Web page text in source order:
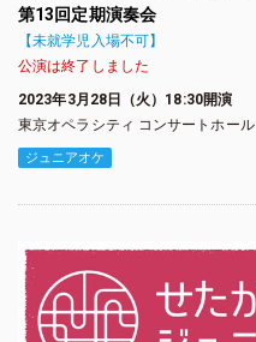
第13回定期演奏会
【未就学児入場不可】
公演は終了しました
2023年3月28日（火）18:30開演
東京オペラシティ コンサートホール
ジュニアオケ